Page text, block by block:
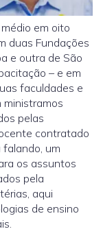
em oito
duas Fundações
e outra de São
– e em
faculdades e
ministramos
pelas
contratado
falando, um
os assuntos
pela
aqui
de ensino